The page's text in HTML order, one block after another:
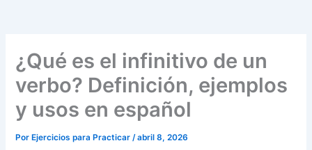
¿Qué es el infinitivo de un
verbo? Definición, ejemplos
y usos en español
Por Ejercicios para Practicar/abril 8, 2026